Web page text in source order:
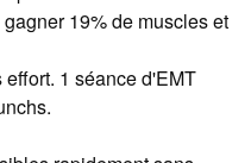
19% de muscles et
1 séance d'EMT